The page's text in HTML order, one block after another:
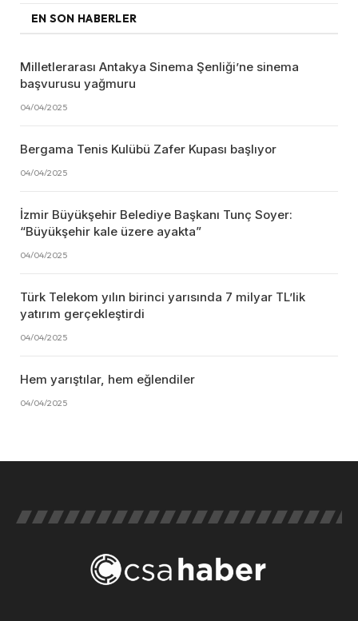
EN SON HABERLER
Milletlerarası Antakya Sinema Şenliği’ne sinema
başvurusu yağmuru
04/04/2025
Bergama Tenis Kulübü Zafer Kupası başlıyor
04/04/2025
İzmir Büyükşehir Belediye Başkanı Tunç Soyer:
“Büyükşehir kale üzere ayakta”
04/04/2025
Türk Telekom yılın birinci yarısında 7 milyar TL’lik
yatırım gerçekleştirdi
04/04/2025
Hem yarıştılar, hem eğlendiler
04/04/2025